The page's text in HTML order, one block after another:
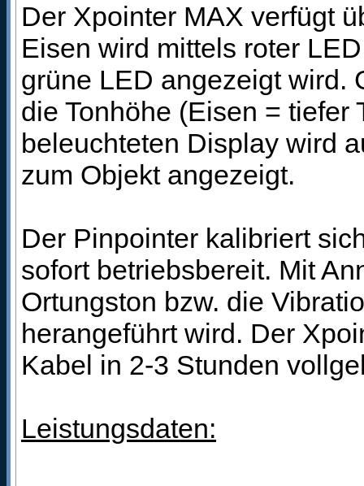
Der Xpointer MAX verfügt
Eisen wird mittels roter
grüne LED angezeigt wird.
die Tonhöhe (Eisen = tiefer
beleuchteten Display wird
zum Objekt angezeigt.
Der Pinpointer kalibriert
sofort betriebsbereit. Mit
Ortungston bzw. die
herangeführt wird. Der
Kabel in 2-3 Stunden
Leistungsdaten: